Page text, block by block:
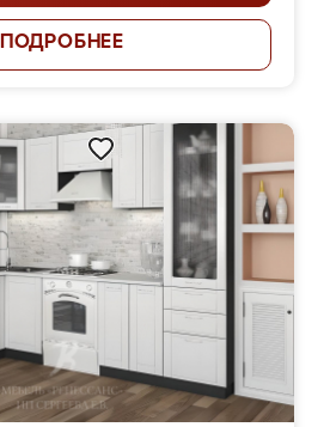
ПОДРОБНЕЕ